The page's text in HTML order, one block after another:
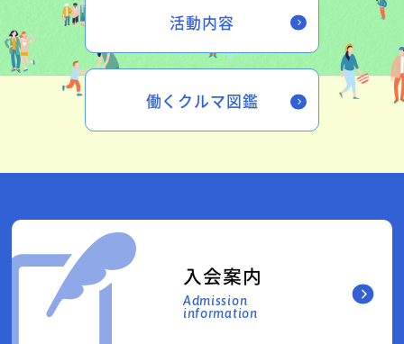
活動内容
働くクルマ図鑑
入会案内
Admission
information